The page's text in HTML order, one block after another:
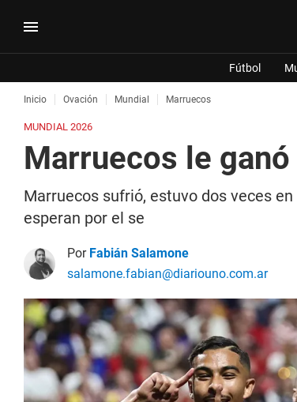
Fútbol
Inicio Ovación Mundial Marruecos
MUNDIAL 2026
Marruecos le
Marruecos sufrió, estuvo dos veces
esperan por el se
Por Fabián Salamone
salamone.fabian@diariouno.com.ar